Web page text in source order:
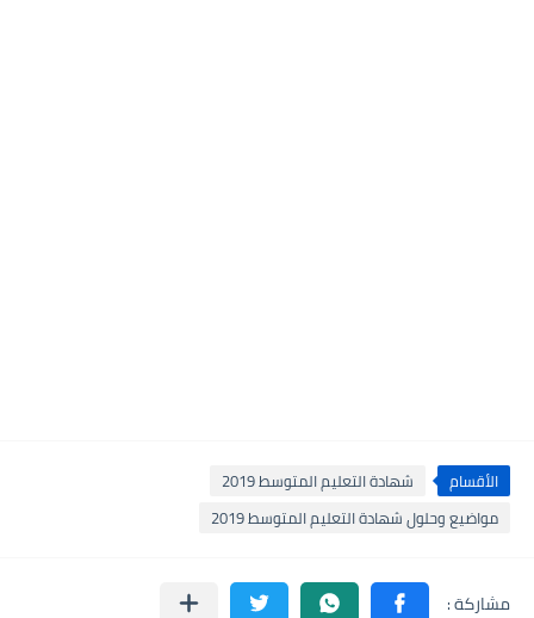
الأقسام
شهادة التعليم المتوسط 2019
مواضيع وحلول شهادة التعليم المتوسط 2019